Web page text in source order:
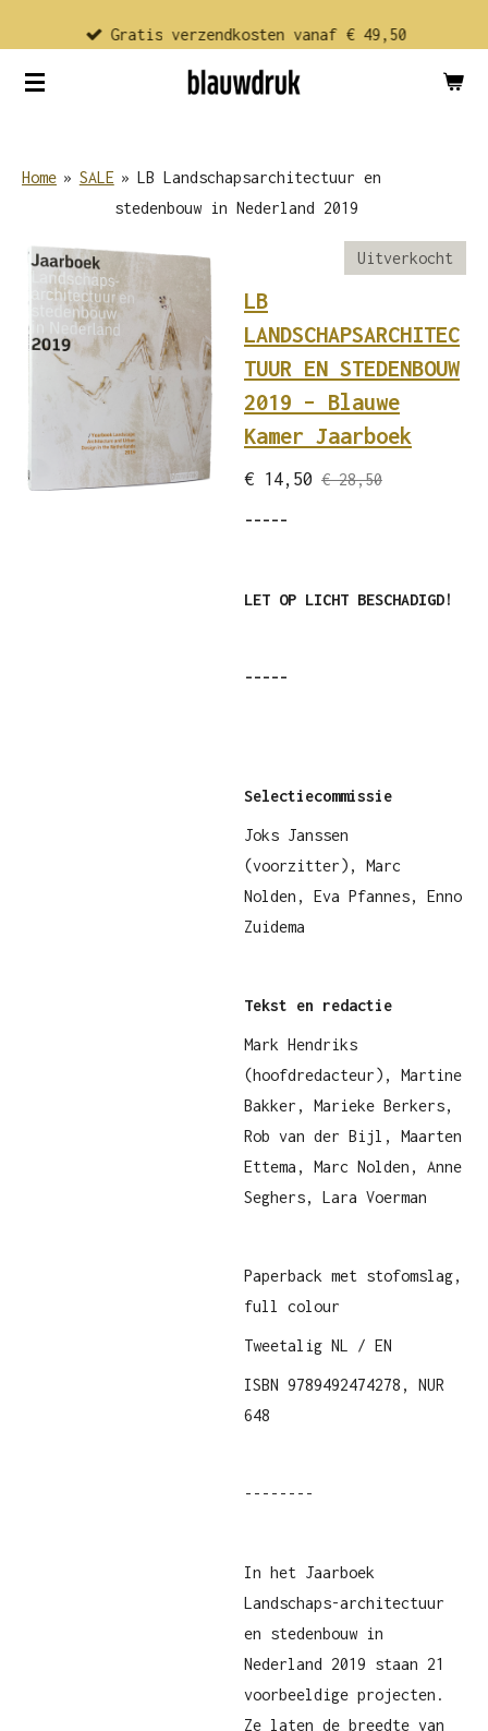
direct
naar
Gratis verzendkosten vanaf € 49,50
Home » SALE » LB Landschapsarchitectuur en
stedenbouw in Nederland 2019
Uitverkocht
LB
LANDSCHAPSARCHITEC
TUUR EN STEDENBOUW
2019 – Blauwe
Kamer Jaarboek
€ 14,50 € 28,50
-----
LET OP LICHT BESCHADIGD!
-----
Selectiecommissie
Joks Janssen
(voorzitter), Marc
Nolden, Eva Pfannes, Enno
Zuidema
Tekst en redactie
Mark Hendriks
(hoofdredacteur), Martine
Bakker, Marieke Berkers,
Rob van der Bijl, Maarten
Ettema, Marc Nolden, Anne
Seghers, Lara Voerman
Paperback met stofomslag,
full colour
Tweetalig NL / EN
ISBN 9789492474278, NUR
648
--------
In het Jaarboek
Landschaps-architectuur
en stedenbouw in
Nederland 2019 staan 21
voorbeeldige projecten.
Ze laten de breedte van